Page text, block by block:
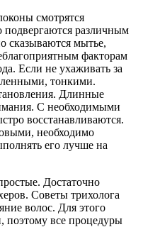
смотрятся
подвергаются различным
сказываются мытье,
факторам
Если не ухаживать за
тонкими.
Длинные
С необходимыми
восстанавливаются.
необходимо
его лучше на
Достаточно
Советы трихолога
волос. Для этого
поэтому все процедуры